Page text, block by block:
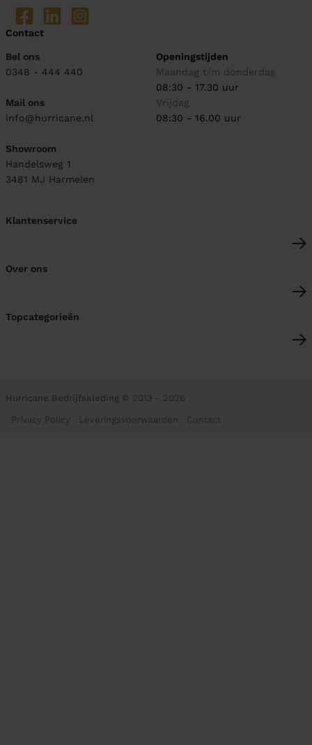
Contact
Bel ons
0348 - 444 440
Mail ons
info@hurricane.nl
Showroom
Handelsweg 1
3481 MJ Harmelen
Openingstijden
Maandag t/m donderdag
08:30 - 17.30 uur
Vrijdag
08:30 - 16.00 uur
Klantenservice
Over ons
Topcategorieën
Hurricane Bedrijfskleding © 2013 - 2026
Privacy Policy Leveringsvoorwaarden Contact